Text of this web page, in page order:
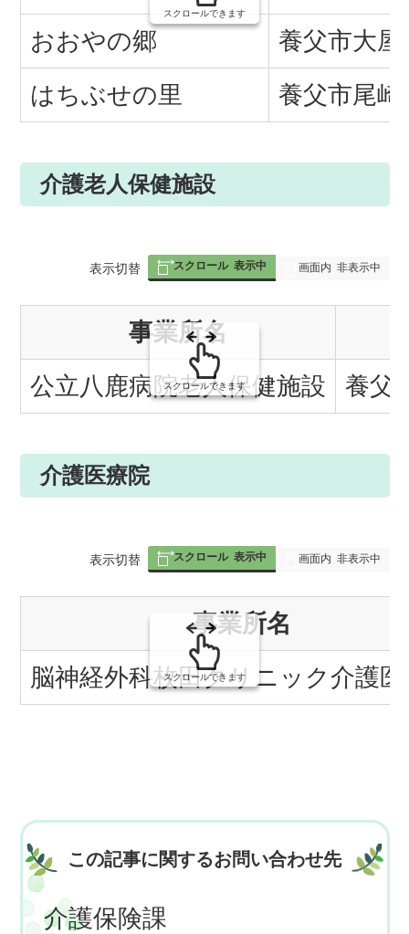
おおやの郷
養父市大
はちぶせの里
養父市尾
スクロールできます
介護老人保健施設
表
組
の
表示切替 スクロール 表示中 画面内 非表示中
事業所名
公立八鹿病院老人保健施設
養父
スクロールできます
介護医療院
表
組
の
表示切替 スクロール 表示中 画面内 非表示中
事業所名
脳神経外科枚田クリニック介護
スクロールできます
この記事に関するお問い合わせ先
介護保険課